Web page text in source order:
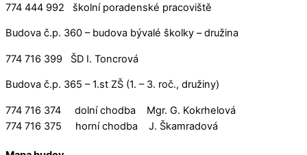
774 444 992 školní poradenské pracoviště
Budova č.p. 360 – budova bývalé školky – družina
774 716 399 ŠD I. Toncrová
Budova č.p. 365 – 1.st ZŠ (1. – 3. roč., družiny)
774 716 374 dolní chodba Mgr. G. Kokrhelová
774 716 375 horní chodba J. Škamradová